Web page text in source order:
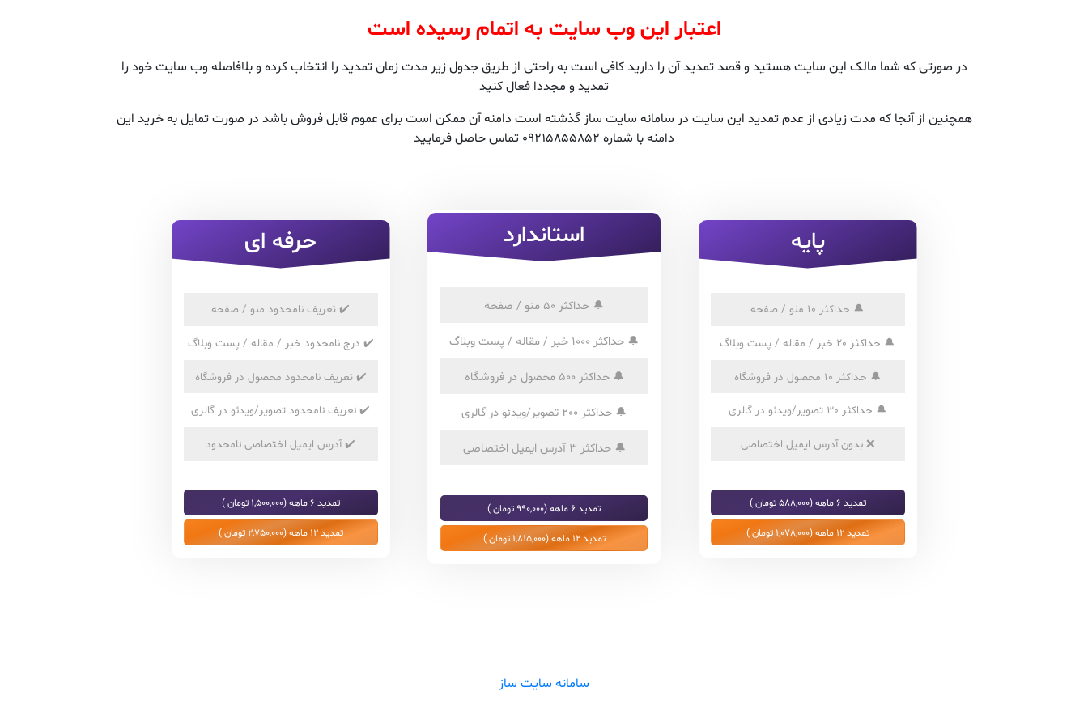
اعتبار این وب سایت به اتمام رسیده است
در صورتی که شما مالک این سایت هستید و قصد تمدید آن را دارید کافی است به راحتی از طریق جدول زیر مدت زمان تمدید را انتخاب کرده و بلافاصله وب سایت خود را
تمدید و مجددا فعال کنید
همچنین از آنجا که مدت زیادی از عدم تمدید این سایت در سامانه سایت ساز گذشته است دامنه آن ممکن است برای عموم قابل فروش باشد در صورت تمایل به خرید این
دامنه با شماره 09215855852 تماس حاصل فرمایید
پایه
🔔 حداکثر 10 منو / صفحه
🔔 حداکثر 20 خبر / مقاله / پست وبلاگ
🔔 حداکثر 10 محصول در فروشگاه
🔔 حداکثر 30 تصویر/ویدئو در گالری
❌بدون آدرس ایمیل اختصاصی
تمدید 6 ماهه (588,000 تومان )
تمدید 12 ماهه (1,078,000 تومان )
استاندارد
🔔 حداکثر 50 منو / صفحه
🔔 حداکثر 1000 خبر / مقاله / پست وبلاگ
🔔حداکثر 500 محصول در فروشگاه
🔔 حداکثر 200 تصویر/ویدئو در گالری
🔔حداکثر 3 آدرس ایمیل اختصاصی
تمدید 6 ماهه (990,000 تومان )
تمدید 12 ماهه (1,815,000 تومان )
حرفه ای
✔️تعریف نامحدود منو / صفحه
✔️ درج نامحدود خبر / مقاله / پست وبلاگ
✔️تعریف نامحدود محصول در فروشگاه
✔️نعریف نامحدود تصویر/ویدئو در گالری
✔️آدرس ایمیل اختصاصی نامحدود
تمدید 6 ماهه (1,500,000 تومان )
تمدید 12 ماهه (2,750,000 تومان )
سامانه سایت ساز